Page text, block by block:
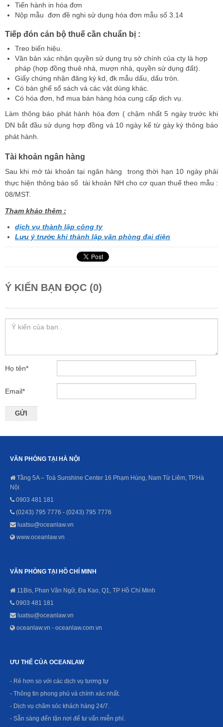
Tiến hành in hóa đơn
Nộp mẫu đơn đề nghi sử dụng hóa đơn mẫu số 3.14
Tiếp đón cán bộ thuế cần chuẩn bị :
Treo biển hiệu.
Văn bản xác nhận quyền sử dụng trụ sở chính của cty là hợp
pháp (hợp đồng thuê nhà, mượn nhà, quyền sử dụng đất).
Giấy chứng nhận đăng ký kd, đk mẫu dấu, dấu tròn.
Có bàn ghế sổ sách và các vật dùng khác.
Có hóa đơn, hđ mua bán hàng hóa cung cấp dịch vụ.
Làm thông báo phát hành hóa đơn ( chậm nhất 5 ngày trước khi
DN bắt đầu sử dụng hợp đồng và 10 ngày kể từ gày ký thông báo
phát hành.
Tài khoản ngân hàng
Sau khi mở tài khoản tại ngân hàng trong thời hạn 10 ngày phải
thực hiện thông báo số tài khoản NH cho cơ quan thuế theo mẫu :
08/MST.
Tham khảo thêm :
dịch vụ thành lập công ty
Lưu ý trước khi thành lập văn phòng đại diện
Ý KIẾN BẠN ĐỌC (0)
Họ tên*
Email*
VĂN PHÒNG TẠI HÀ NỘI
Tầng 5A – Toà Sunshine Center 16 Phạm Hùng, Nam Từ Liêm, TP.Hà
Nội
0903 481 181
(0243) 795 7776 - (0243) 795 7776
luatsu@oceanlaw.vn
www.oceanlaw.vn
VĂN PHÒNG TẠI HỒ CHÍ MINH
11Bis, Phan Văn Ngữ, Đa Kao, Q1, TP Hồ Chí Minh
0903 481 181
luatsu@oceanlaw.vn
oceanlaw.vn - oceanlaw.com.vn
ƯU THẾ CỦA OCEANLAW
- Rẻ hơn so với các dịch vụ tương tự
- Thông tin phong phú và chính xác nhất.
- Dịch vụ chăm sóc khách hàng 24/7.
- Sẵn sàng đến tận nơi để tư vấn miễn phí.